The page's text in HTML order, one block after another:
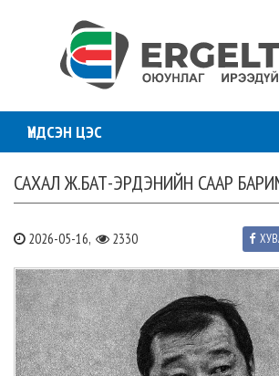
ҮНДСЭН ЦЭС
САХАЛ Ж.БАТ-ЭРДЭНИЙН СААР
2026-05-16, 2330